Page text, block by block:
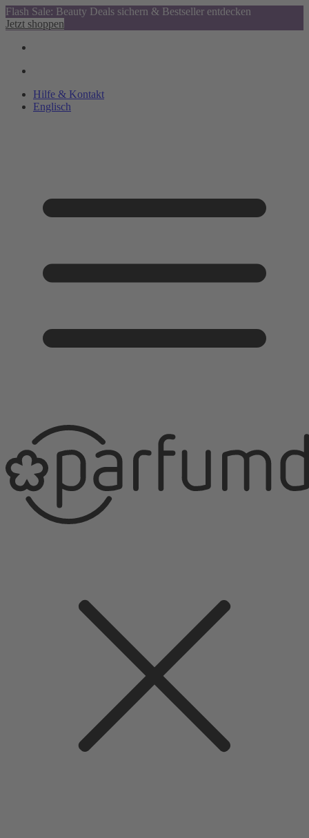
Flash Sale: Beauty Deals sichern & Bestseller entdecken
Jetzt shoppen
Hilfe & Kontakt
Englisch